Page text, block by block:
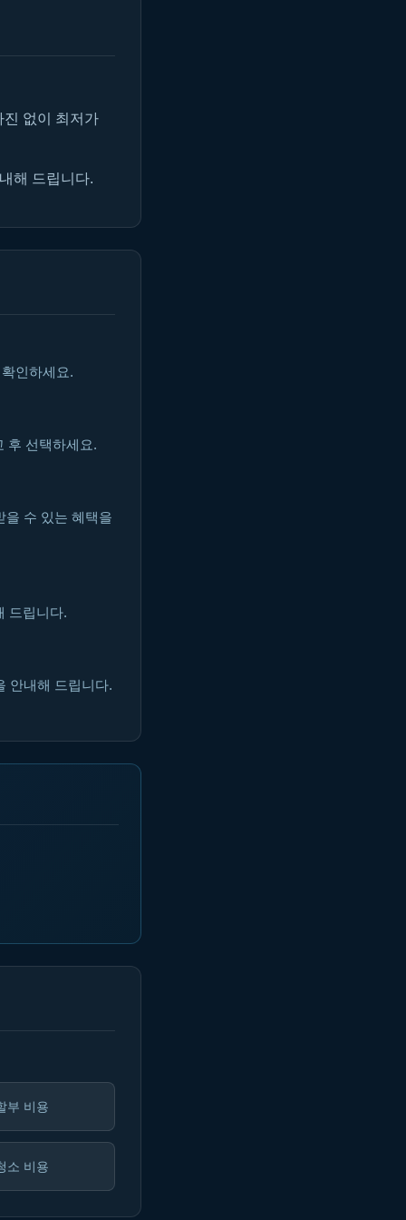
없이 최저가
해 드립니다.
인하세요.
후 선택하세요.
을 수 있는 혜택을
드립니다.
안내해 드립니다.
부 비용
소 비용